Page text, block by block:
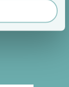
cadres ou